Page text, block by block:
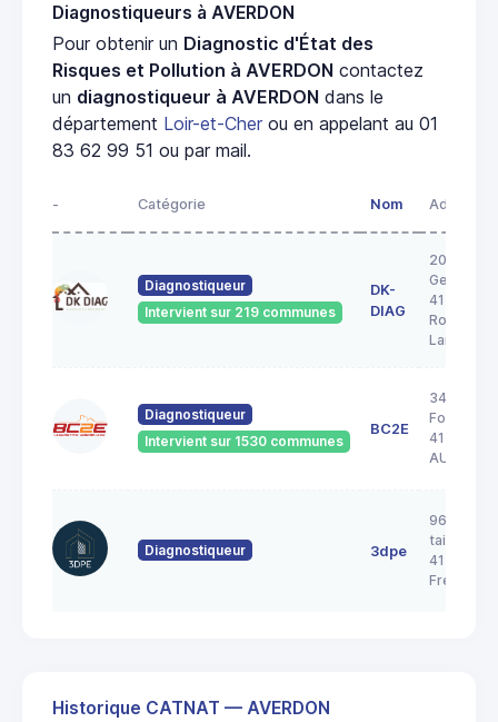
Diagnostiqueurs à AVERDON
Pour obtenir un Diagnostic d'État des
Risques et Pollution à AVERDON contactez
un diagnostiqueur à AVERDON dans le
département Loir-et-Cher ou en appelant au 01
83 62 99 51 ou par mail.
- Catégorie Nom Adresse
Diagnostiqueur
Intervient sur 219 communes
DK-
DIAG
20A rue
George
41200
Lanthenay
Diagnostiqueur
Intervient sur 1530 communes
BC2E
34 Rue de
Forêt
41240
Diagnostiqueur 3dpe
96 rue de
taille
41700
Fresnes
Historique CATNAT — AVERDON